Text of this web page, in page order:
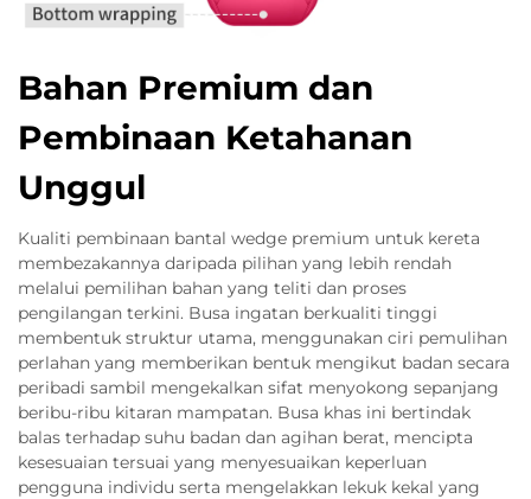
Bahan Premium dan
Pembinaan Ketahanan
Unggul
Kualiti pembinaan bantal wedge premium untuk kereta
membezakannya daripada pilihan yang lebih rendah
melalui pemilihan bahan yang teliti dan proses
pengilangan terkini. Busa ingatan berkualiti tinggi
membentuk struktur utama, menggunakan ciri pemulihan
perlahan yang memberikan bentuk mengikut badan secara
peribadi sambil mengekalkan sifat menyokong sepanjang
beribu-ribu kitaran mampatan. Busa khas ini bertindak
balas terhadap suhu badan dan agihan berat, mencipta
kesesuaian tersuai yang menyesuaikan keperluan
pengguna individu serta mengelakkan lekuk kekal yang